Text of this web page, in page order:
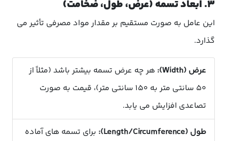
۳. ابعاد تسمه (عرض، طول، ضخامت)
این عامل به صورت مستقیم بر مقدار مواد مصرفی تأثیر می
گذارد.
عرض (Width):
هر چه عرض تسمه بیشتر باشد (مثلاً از
۵۰ سانتی متر به ۱۵۰ سانتی متر)، قیمت به صورت
تصاعدی افزایش می یابد.
طول (Length/Circumference): برای تسمه های آماده